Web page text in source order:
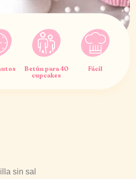
Betún para 40
cupcakes
Fácil
sin sal